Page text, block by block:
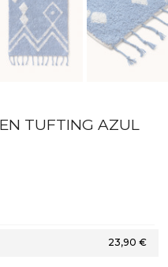
TUFTING AZUL
23,90 €